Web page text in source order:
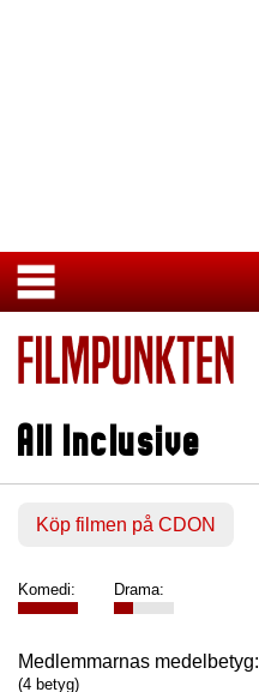
All Inclusive
Köp filmen på CDON
Komedi: Drama:
Medlemmarnas medelbetyg:
(4 betyg)